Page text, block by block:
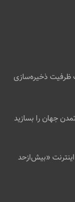
کوچک ۴ ترابایت ظرفیت ذخیره‌سازی
«بیش‌از‌حد